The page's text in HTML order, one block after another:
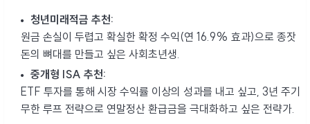
청년미래적금 추천:
원금 손실이 두렵고 확실한 확정 수익(연 16.9% 효과)으로 종잣
돈의 뼈대를 만들고 싶은 사회초년생.
중개형 ISA 추천:
ETF 투자를 통해 시장 수익률 이상의 성과를 내고 싶고, 3년 주기
무한 루프 전략으로 연말정산 환급금을 극대화하고 싶은 전략가.